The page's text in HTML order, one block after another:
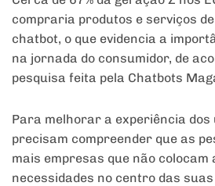
compraria produtos e serviços
chatbot, o que evidencia a
na jornada do consumidor, de
pesquisa feita pela Chatbots
Para melhorar a experiência
precisam compreender que as
mais empresas que não colocam
necessidades no centro das